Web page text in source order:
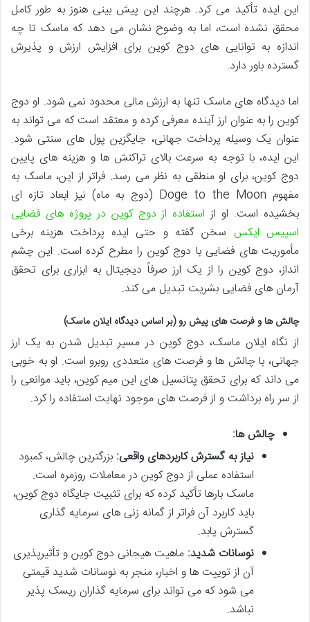
این ایده تأکید می کرد. هرچند این پیش بینی هنوز به طور کامل
محقق نشده است، اما به وضوح نشان می دهد که ماسک تا چه
اندازه به توانایی های دوج کوین برای افزایش ارزش و پذیرش
گسترده باور دارد.
اما دیدگاه های ماسک تنها به ارزش مالی محدود نمی شود. او دوج
کوین را به عنوان ارز آینده معرفی کرده و معتقد است که می تواند به
عنوان یک وسیله پرداخت جهانی، جایگزین پول های سنتی شود.
این ایده، با توجه به سرعت بالای تراکنش ها و هزینه های پایین
دوج کوین، برای او منطقی به نظر می رسد. فراتر از این، ماسک به
مفهوم Doge to the Moon (دوج به ماه) نیز ابعاد تازه ای
بخشیده است. او از استفاده از دوج کوین در پروژه های فضایی
اسپیس ایکس سخن گفته و حتی ایده پرداخت هزینه برخی
مأموریت های فضایی با دوج کوین را مطرح کرده است. این چشم
انداز، دوج کوین را از یک ارز صرفاً دیجیتال به ابزاری برای تحقق
آرمان های فضایی بشریت تبدیل می کند.
چالش ها و فرصت های پیش رو (بر اساس دیدگاه ایلان ماسک)
از نگاه ایلان ماسک، دوج کوین در مسیر تبدیل شدن به یک ارز
جهانی، با چالش ها و فرصت های متعددی روبرو است. او به خوبی
می داند که برای تحقق پتانسیل های این میم کوین، باید موانعی را
از سر راه برداشت و از فرصت های موجود نهایت استفاده را کرد.
چالش ها:
نیاز به گسترش کاربردهای واقعی: بزرگترین چالش، کمبود
استفاده عملی از دوج کوین در معاملات روزمره است.
ماسک بارها تأکید کرده که برای تثبیت جایگاه دوج کوین،
باید کاربرد آن فراتر از گمانه زنی های سرمایه گذاری
گسترش یابد.
نوسانات شدید: ماهیت هیجانی دوج کوین و تأثیرپذیری
آن از توییت ها و اخبار، منجر به نوسانات شدید قیمتی
می شود که می تواند برای سرمایه گذاران ریسک پذیر
نباشد.